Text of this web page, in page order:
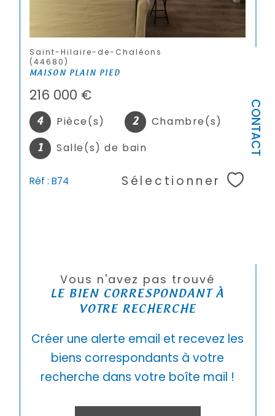
CONTACT
Saint-Hilaire-de-Chaléons
(44680)
MAISON PLAIN PIED
216 000 €
4 Pièce(s) 2 Chambre(s)
1 Salle(s) de bain
Réf : B74 Sélectionner
Vous n'avez pas trouvé
LE BIEN CORRESPONDANT À
VOTRE RECHERCHE
Créer une alerte email et recevez les
biens correspondants à votre
recherche dans votre boîte mail !